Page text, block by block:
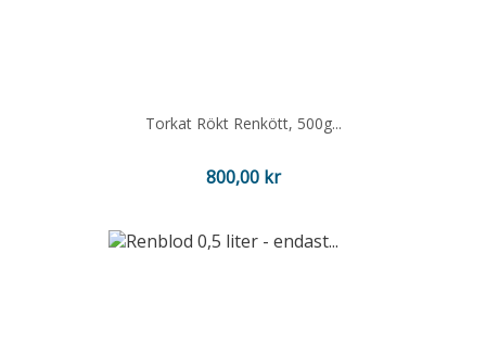
Torkat Rökt Renkött, 500g...
Pris
800,00 kr